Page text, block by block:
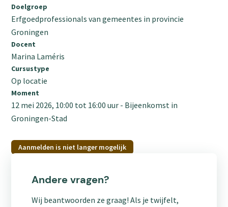
Doelgroep
Erfgoedprofessionals van gemeentes in provincie
Groningen
Docent
Marina Laméris
Cursustype
Op locatie
Moment
12 mei 2026, 10:00 tot 16:00 uur
Bijeenkomst in
Groningen-Stad
Aanmelden is niet langer mogelijk
Andere vragen?
Wij beantwoorden ze graag! Als je twijfelt,